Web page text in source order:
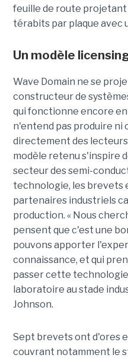
feuille de route projetant
térabits par plaque avec
Un modèle
Wave Domain ne se
constructeur de
qui fonctionne encore
n'entend pas produire ni
directement des
modèle retenu s'inspire
secteur des semi-
technologie, les brevets
partenaires industriels
production. « Nous
pensent que c'est une
pouvons apporter
connaissance, et qui
passer cette
laboratoire au stade
Johnson.
Sept brevets ont d'ores
couvrant notamment le